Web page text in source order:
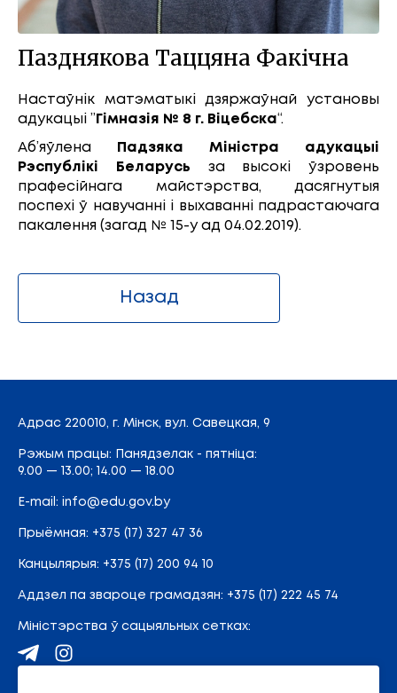
Пазднякова Таццяна Факічна
Настаўнік матэматыкі дзяржаўнай установы
адукацыі ” Гімназія № 8 г. Віцебска“.
Аб’яўлена
Падзяка Міністра адукацыі
Рэспублікі Беларусь за высокі ўзровень
прафесійнага майстэрства, дасягнутыя
поспехі ў навучанні і выхаванні падрастаючага
пакалення (загад № 15-у ад 04.02.2019).
Назад
Адрас 220010, г. Мінск, вул. Савецкая, 9
Рэжым працы: Панядзелак - пятніца:
9.00 — 13.00; 14.00 — 18.00
E-mail: info@edu.gov.by
Прыёмная: +375 (17) 327 47 36
Канцылярыя: +375 (17) 200 94 10
Аддзел па звароце грамадзян: +375 (17) 222 45 74
Міністэрства ў сацыяльных сетках: